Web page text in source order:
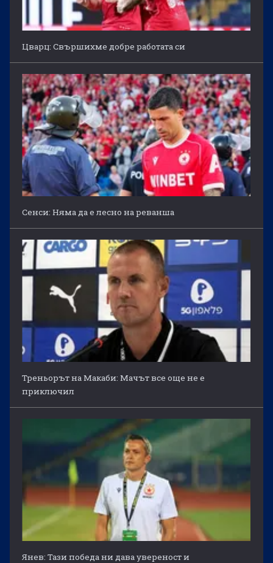
Цварц: Свършихме добре работата си
Сенси: Няма да е лесно на реванша
Треньорът на Макаби: Мачът все още не е
приключил
Янев: Тази победа ни дава увереност и